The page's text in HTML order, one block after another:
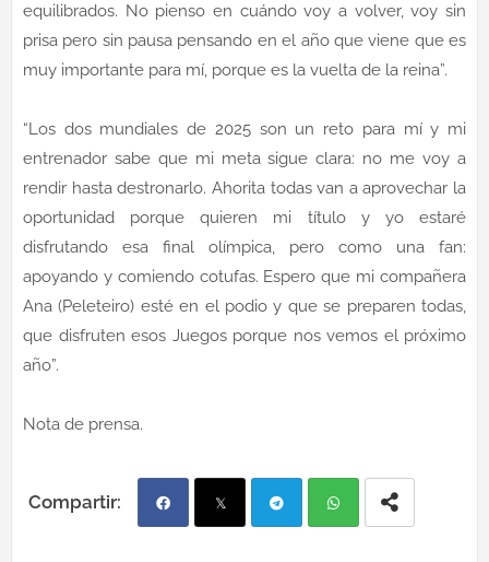
equilibrados. No pienso en cuándo voy a volver, voy sin
prisa pero sin pausa pensando en el año que viene que es
muy importante para mí, porque es la vuelta de la reina”.
“Los dos mundiales de 2025 son un reto para mí y mi
entrenador sabe que mi meta sigue clara: no me voy a
rendir hasta destronarlo. Ahorita todas van a aprovechar la
oportunidad porque quieren mi título y yo estaré
disfrutando esa final olímpica, pero como una fan:
apoyando y comiendo cotufas. Espero que mi compañera
Ana (Peleteiro) esté en el podio y que se preparen todas,
que disfruten esos Juegos porque nos vemos el próximo
año”.
Nota de prensa.